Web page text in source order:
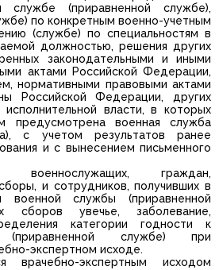
службе (приравненной службе),
по конкретным военно-учетным
(службе) по специальностям в
должностью, решения других
законодательными и иными
актами Российской Федерации,
нормативными правовыми актами
Российской Федерации, других
власти, в которых
предусмотрена военная служба
с учетом результатов ранее
и с вынесением письменного
военнослужащих, граждан,
и сотрудников, получивших в
военной службы (приравненной
увечье, заболевание,
категории годности к
службе) при
экспертном исходе.
врачебно-экспертным исходом